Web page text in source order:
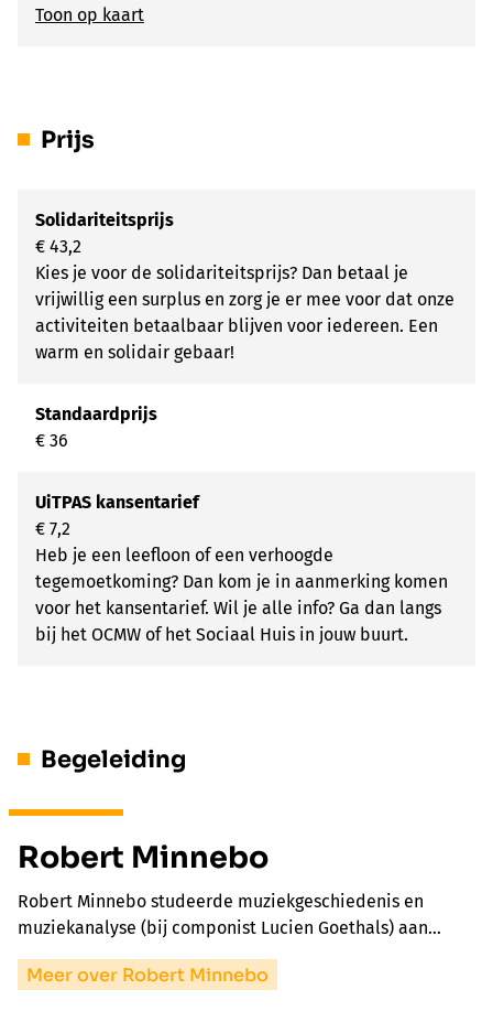
Toon op kaart
Prijs
Solidariteitsprijs
€ 43,2
Kies je voor de solidariteitsprijs? Dan betaal je
vrijwillig een surplus en zorg je er mee voor dat onze
activiteiten betaalbaar blijven voor iedereen. Een
warm en solidair gebaar!
Standaardprijs
€ 36
UiTPAS kansentarief
€ 7,2
Heb je een leefloon of een verhoogde
tegemoetkoming? Dan kom je in aanmerking komen
voor het kansentarief. Wil je alle info? Ga dan langs
bij het OCMW of het Sociaal Huis in jouw buurt.
Begeleiding
Robert Minnebo
Robert Minnebo studeerde muziekgeschiedenis en
muziekanalyse (bij componist Lucien Goethals) aan…
Meer over Robert Minnebo